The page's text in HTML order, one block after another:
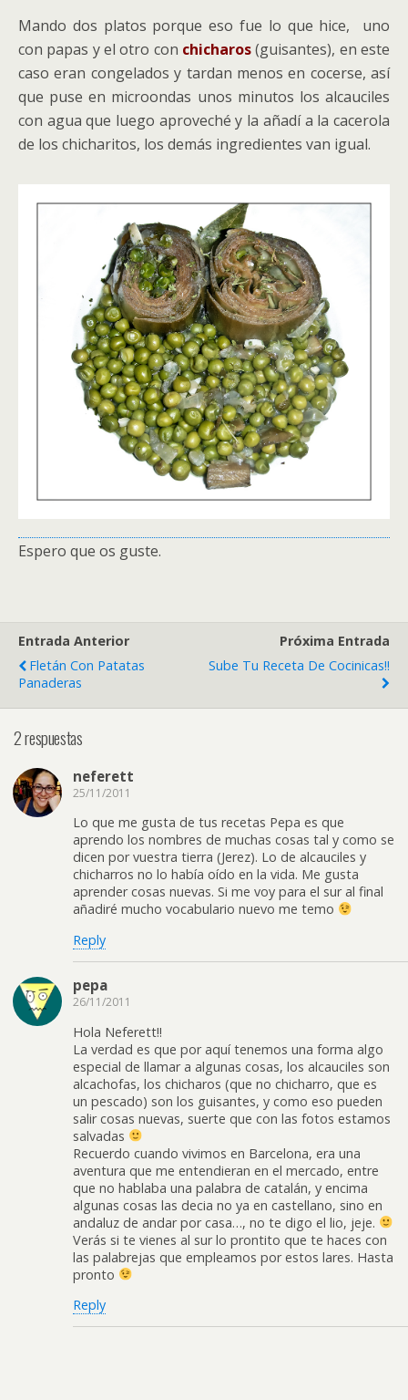
Mando dos platos porque eso fue lo que hice, uno
con papas y el otro con chicharos(guisantes), en este
caso eran congelados y tardan menos en cocerse, así
que puse en microondas unos minutos los alcauciles
con agua que luego aproveché y la añadí a la cacerola
de los chicharitos, los demás ingredientes van igual.
Espero que os guste.
Entrada Anterior
Fletán Con Patatas
Panaderas
Próxima Entrada
Sube Tu Receta De Cocinicas!!
2 respuestas
neferett
25/11/2011
Lo que me gusta de tus recetas Pepa es que
aprendo los nombres de muchas cosas tal y como se
dicen por vuestra tierra (Jerez). Lo de alcauciles y
chicharros no lo había oído en la vida. Me gusta
aprender cosas nuevas. Si me voy para el sur al final
añadiré mucho vocabulario nuevo me temo
Reply
pepa
26/11/2011
Hola Neferett!!
La verdad es que por aquí tenemos una forma algo
especial de llamar a algunas cosas, los alcauciles son
alcachofas, los chicharos (que no chicharro, que es
un pescado) son los guisantes, y como eso pueden
salir cosas nuevas, suerte que con las fotos estamos
salvadas
Recuerdo cuando vivimos en Barcelona, era una
aventura que me entendieran en el mercado, entre
que no hablaba una palabra de catalán, y encima
algunas cosas las decia no ya en castellano, sino en
andaluz de andar por casa…, no te digo el lio, jeje.
Verás si te vienes al sur lo prontito que te haces con
las palabrejas que empleamos por estos lares. Hasta
pronto
Reply